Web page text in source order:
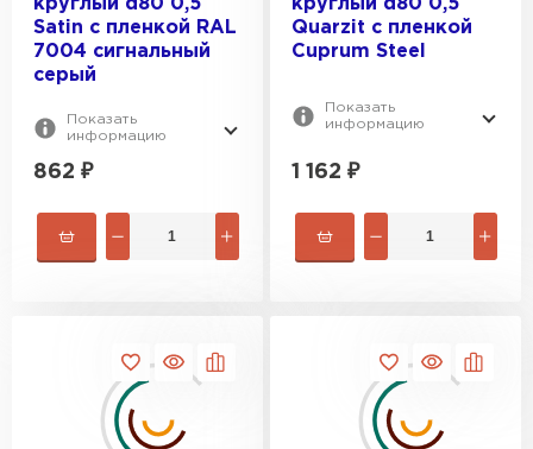
круглый d80 0,5
Satin с пленкой RAL
7004 сигнальный
серый
Показать
информацию
862 ₽
круглый d80 0,5
Quarzit с пленкой
Cuprum Steel
Показать
информацию
1 162 ₽